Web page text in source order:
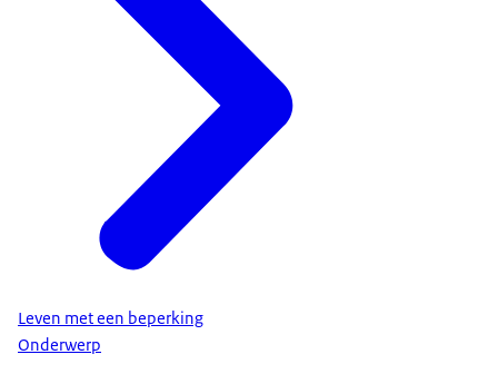
Leven met een beperking
Onderwerp